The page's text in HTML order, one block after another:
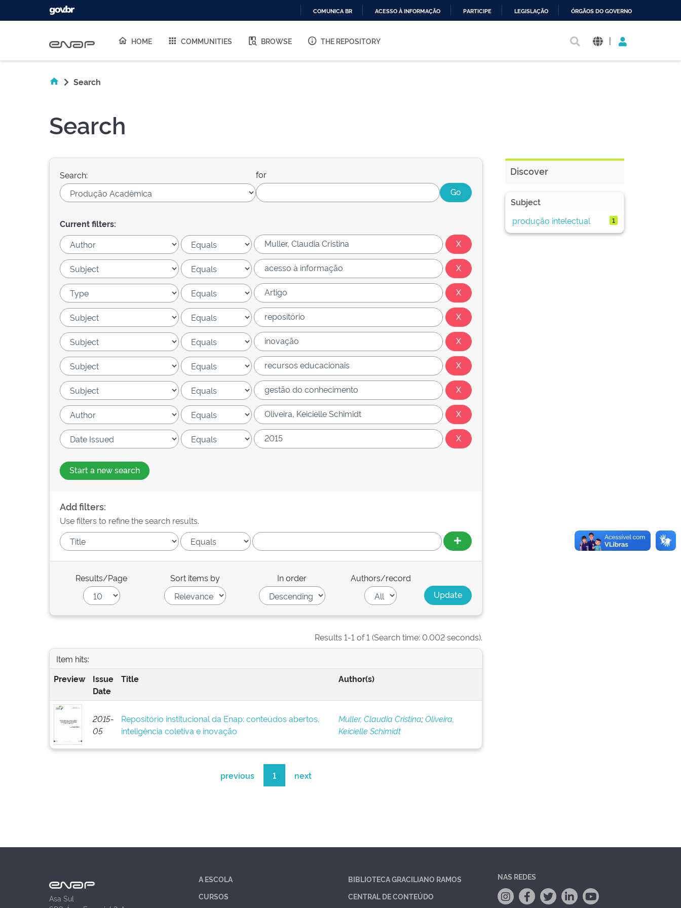
O
COMUNICA BR ACESSO À INFORMAÇÃO PARTICIPE LEGISLAÇÃO ÓRGÃOS DO GOVERNO
HOME COMMUNITIES BROWSE THE REPOSITORY |
Search
Search
Search: for
Current filters:
Start a new search
Add filters:
Use filters to refine the search results.
Results/Page Sort items by In order Authors/record
Results 1-1 of 1 (Search time: 0.002 seconds).
Item hits:
Preview
Issue
Date
Title Author(s)
2015-
05
Repositório institucional da Enap: conteúdos abertos,
inteligência coletiva e inovação
Muller, Claudia Cristina;Oliveira,
Keicielle Schimidt
previous 1 next
Discover
Subject
produção intelectual
1
Asa Sul
A ESCOLA
CURSOS
BIBLIOTECA GRACILIANO RAMOS
CENTRAL DE CONTEÚDO
NAS REDES